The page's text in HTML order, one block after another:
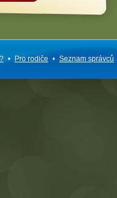
• Pro rodiče • Seznam správců